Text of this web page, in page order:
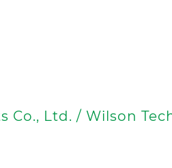
Co., Ltd. / Wilson